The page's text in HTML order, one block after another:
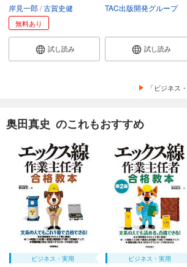
岸見一郎 古賀史健
無料あり
試し読み
TAC出版開発グループ
試し読み
「ビジネス
奥田真史 のこれもおすすめ
ビジネス・実用 ビジネス・実用